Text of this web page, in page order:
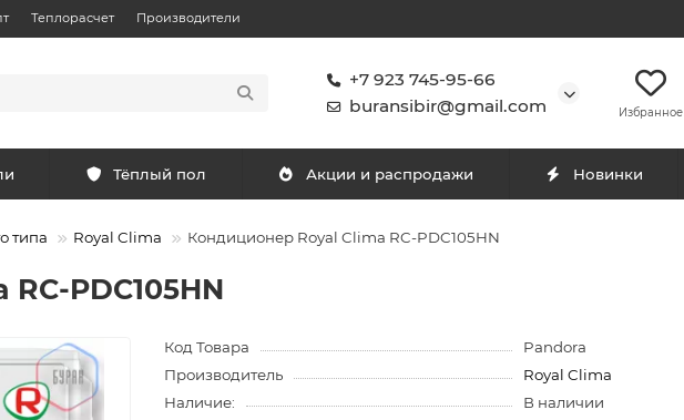
Теплорасчет Производители
+7 923 745-95-66
buransibir@gmail.com
Избранное
Тёплый пол Акции и распродажи Новинки
типа Royal Clima Кондиционер Royal Clima RC-PDC105HN
PDC105HN
Код Товара
Pandora
Производитель
Royal Clima
Наличие:
В наличии